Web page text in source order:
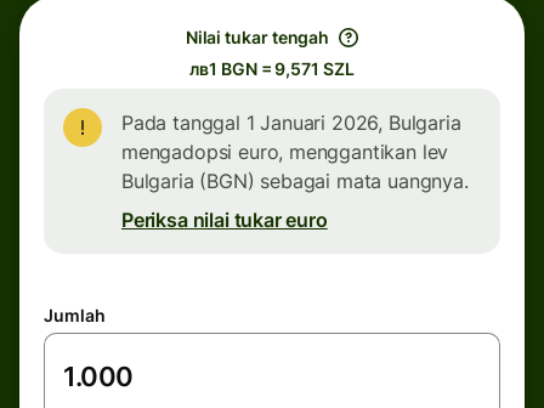
Nilai tukar tengah
лв1 BGN = 9,571 SZL
Pada tanggal 1 Januari 2026, Bulgaria
mengadopsi euro, menggantikan lev
Bulgaria (BGN) sebagai mata uangnya.
Periksa nilai tukar euro
Jumlah